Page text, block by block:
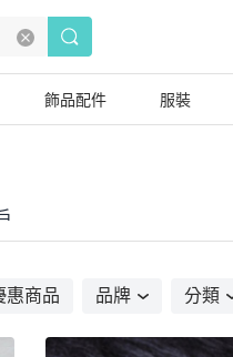
飾品配件 服裝
惠商品 品牌 分類